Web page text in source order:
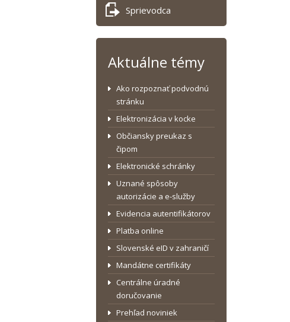
Sprievodca
Aktuálne témy
Ako rozpoznať podvodnú
stránku
Elektronizácia v kocke
Občiansky preukaz s
čipom
Elektronické schránky
Uznané spôsoby
autorizácie a e-služby
Evidencia autentifikátorov
Platba online
Slovenské eID v zahraničí
Mandátne certifikáty
Centrálne úradné
doručovanie
Prehľad noviniek